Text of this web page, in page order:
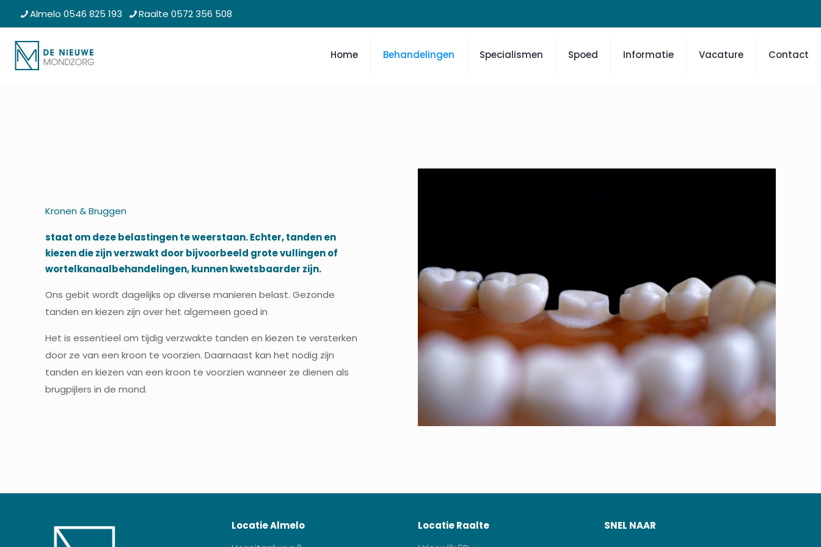
Almelo 0546 825 193 Raalte 0572 356 508
Home Behandelingen Specialismen Spoed Informatie Vacature Contact
Kronen & Bruggen
staat om deze belastingen te weerstaan. Echter, tanden en
kiezen die zijn verzwakt door bijvoorbeeld grote vullingen of
wortelkanaalbehandelingen, kunnen kwetsbaarder zijn.
Ons gebit wordt dagelijks op diverse manieren belast. Gezonde
tanden en kiezen zijn over het algemeen goed in
Het is essentieel om tijdig verzwakte tanden en kiezen te versterken
door ze van een kroon te voorzien. Daarnaast kan het nodig zijn
tanden en kiezen van een kroon te voorzien wanneer ze dienen als
brugpijlers in de mond.
Locatie Almelo
Locatie Raalte
SNEL NAAR